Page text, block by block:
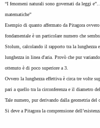
“I fenomeni naturali sono governati da leggi
matematiche”
Esempio di quanto affermato da Pitagora
fondamentale è un particolare numero che
Stolum, calcolando il rapporto tra la lunghezza
lunghezza in linea d'aria. Provò che pur
ottenuto è di poco superiore a 3.
Ovvero la lunghezza effettiva è circa tre volte
pari a quello tra la circonferenza e il diametro
Tale numero, pur derivando dalla geometria del
Si deve a Pitagora la comprensione